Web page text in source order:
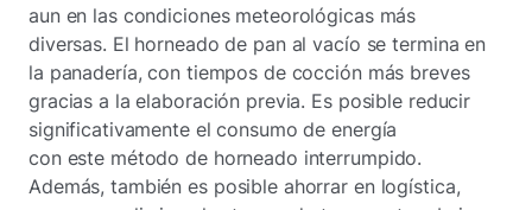
aun en las condiciones meteorológicas más
diversas. El horneado de pan al vacío se termina en
la panadería, con tiempos de cocción más breves
gracias a la elaboración previa. Es posible reducir
significativamente el consumo de energía
con este método de horneado interrumpido.
Además, también es posible ahorrar en logística,